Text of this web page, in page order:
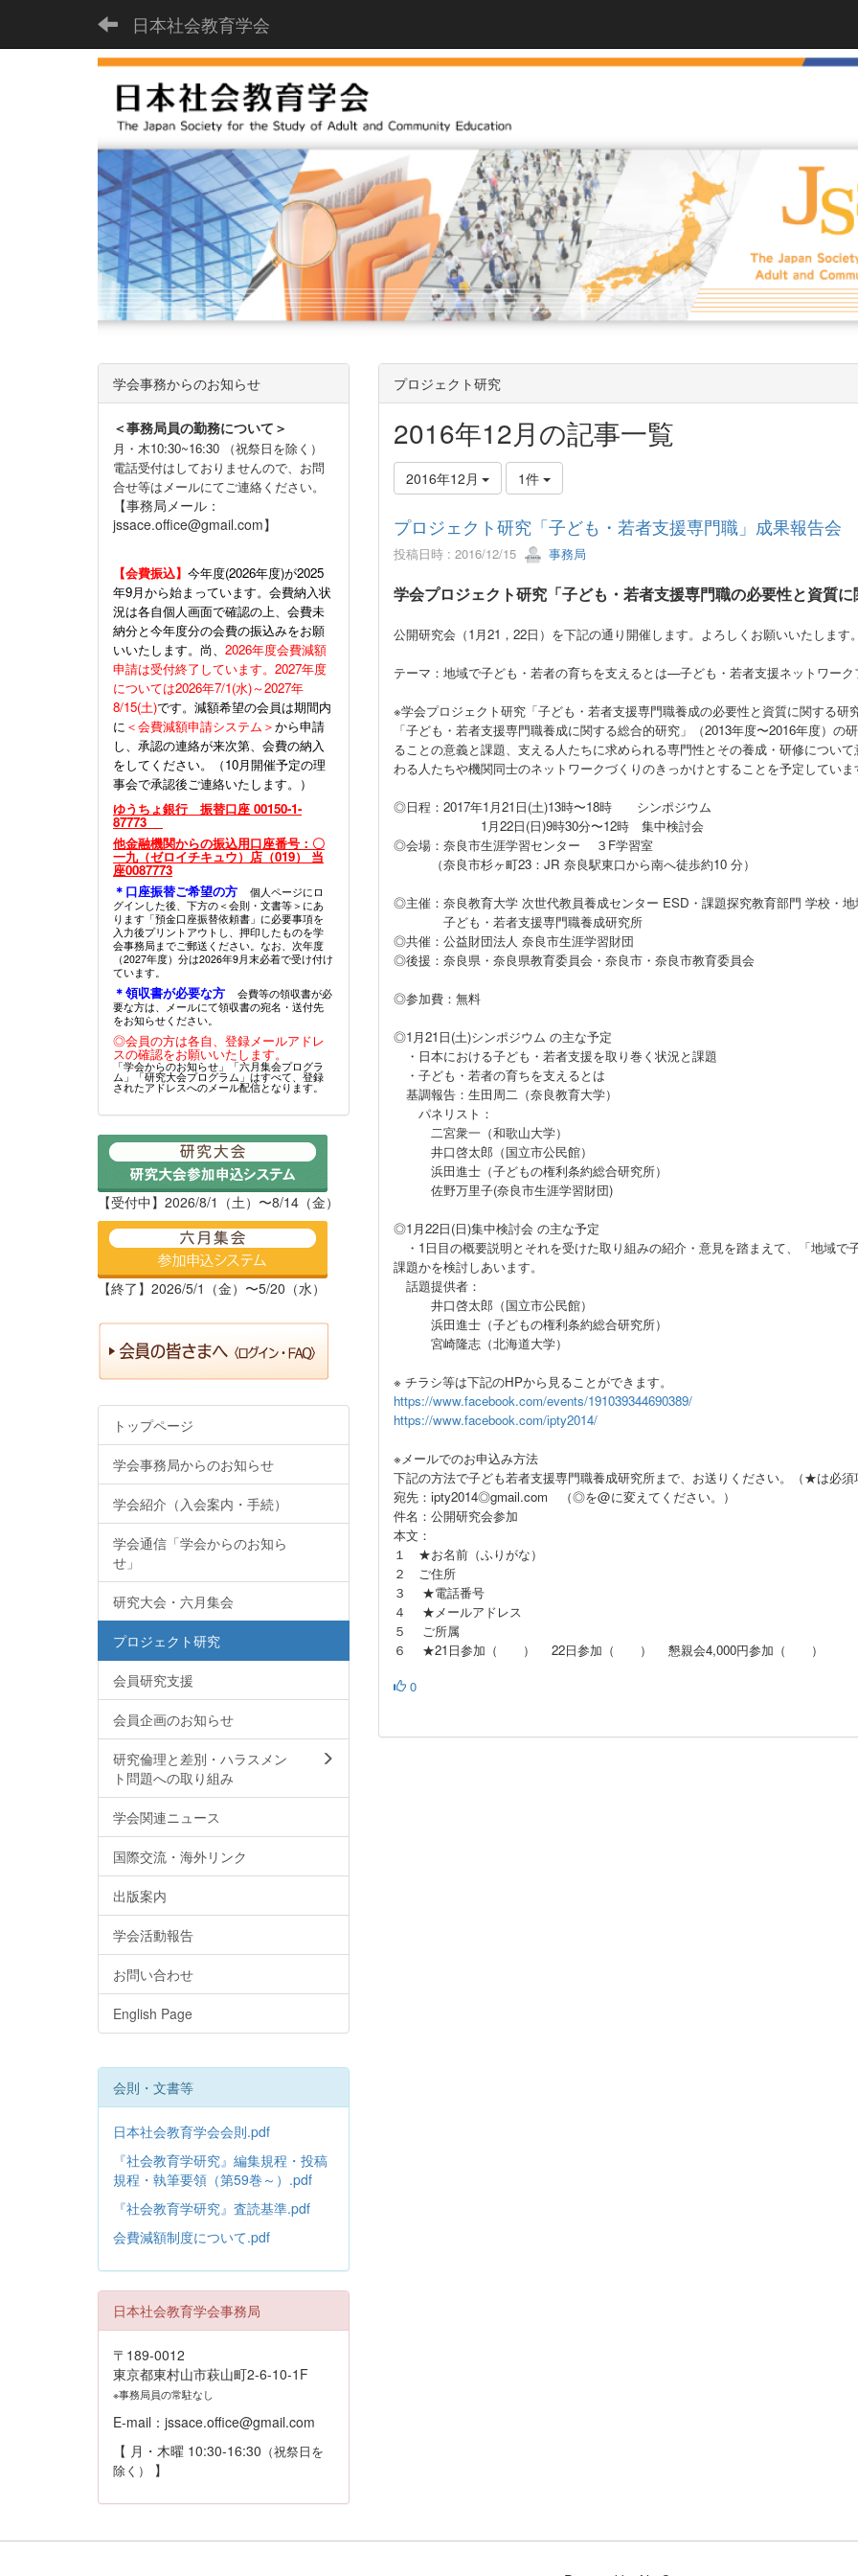
日本社会教育学会
プロジェクト研究
2016年12月の記事一覧
2016年12月 1件
プロジェクト研究「子ども・若者支援専門職」成果報告会
投稿日時 : 2016/12/15 事務局
学会プロジェクト研究「子ども・若者支援専門職の必要性と資質
公開研究会（1月21，22日）を下記の通り開催します。よろしくお願いいたします
テーマ：地域で子ども・若者の育ちを支えるとは—子ども・若者支援ネットワー
※学会プロジェクト研究「子ども・若者支援専門職養成の必要性と資質に関する研
「子ども・若者支援専門職養成に関する総合的研究」（2013年度〜2016年度）
ることの意義と課題、支える人たちに求められる専門性とその養成・研修につい
わる人たちや機関同士のネットワークづくりのきっかけとすることを予定していま
◎日程：2017年1月21日(土)13時〜18時 シンポジウム
1月22日(日)9時30分〜12時 集中検討会
◎会場：奈良市生涯学習センター ３F学習室
（奈良市杉ヶ町23：JR 奈良駅東口から南へ徒歩約10 分）
◎主催：奈良教育大学 次世代教員養成センター ESD・課題探究教育部門 学校・
子ども・若者支援専門職養成研究所
◎共催：公益財団法人 奈良市生涯学習財団
◎後援：奈良県・奈良県教育委員会・奈良市・奈良市教育委員会
◎参加費：無料
◎1月21日(土)シンポジウム の主な予定
・日本における子ども・若者支援を取り巻く状況と課題
・子ども・若者の育ちを支えるとは
基調報告：生田周二（奈良教育大学）
パネリスト：
二宮衆一（和歌山大学）
井口啓太郎（国立市公民館）
浜田進士（子どもの権利条約総合研究所）
佐野万里子(奈良市生涯学習財団)
◎1月22日(日)集中検討会 の主な予定
・1日目の概要説明とそれを受けた取り組みの紹介・意見を踏まえて、「地域で
課題かを検討しあいます。
話題提供者：
井口啓太郎（国立市公民館）
浜田進士（子どもの権利条約総合研究所）
宮崎隆志（北海道大学）
※ チラシ等は下記のHPから見ることができます。
https://www.facebook.com/events/191039344690389/
https://www.facebook.com/ipty2014/
※メールでのお申込み方法
下記の方法で子ども若者支援専門職養成研究所まで、お送りください。（★は必須
宛先：ipty2014◎gmail.com （◎を@に変えてください。）
件名：公開研究会参加
本文：
１ ★お名前（ふりがな）
２ ご住所
３ ★電話番号
４ ★メールアドレス
５ ご所属
６ ★21日参加（ ） 22日参加（ ） 懇親会4,000円参加（ ）
0
学会事務からのお知らせ
＜事務局員の勤務について＞
月・木10:30~16:30 （祝祭日を除く）
電話受付はしておりませんので、お問
合せ等はメールにてご連絡ください。
【事務局メール：
jssace.office@gmail.com】
【会費振込】 今年度(2026年度)が2025
年9月から始まっています。会費納入状
況は各自個人画面で確認の上、会費未
納分と今年度分の会費の振込みをお願
いいたします。尚、 2026年度会費減額
申請は受付終了しています。2027年度
については2026年7/1(水)～2027年
8/15(土)です。減額希望の会員は期間内
に ＜会費減額申請システム＞から申請
し、承認の連絡が来次第、会費の納入
をしてください。（10月開催予定の理
事会で承認後ご連絡いたします。）
ゆうちょ銀行 振替口座 00150-1-
87773
他金融機関からの振込用口座番号：〇
一九（ゼロイチキュウ）店（019） 当
座0087773
＊口座振替ご希望の方
個人ページにロ
グインした後、下方の＜会則・文書等＞にあ
ります「預金口座振替依頼書」に必要事項を
入力後プリントアウトし、押印したものを学
会事務局までご郵送ください。なお、次年度
（2027年度）分は2026年9月末必着で受け付け
ています。
＊領収書が必要な方
会費等の領収書が必
要な方は、メールにて領収書の宛名・送付先
をお知らせください。
◎会員の方は各自、登録メールアドレ
スの確認をお願いいたします。
「学会からのお知らせ」「六月集会プログラ
ム」「研究大会プログラム」はすべて、登録
されたアドレスへのメール配信となります。
【受付中】2026/8/1（土）〜8/14（金）
【終了】2026/5/1（金）〜5/20（水）
トップページ
学会事務局からのお知らせ
学会紹介（入会案内・手続）
学会通信「学会からのお知ら
せ」
研究大会・六月集会
プロジェクト研究
会員研究支援
会員企画のお知らせ
研究倫理と差別・ハラスメン
ト問題への取り組み
学会関連ニュース
国際交流・海外リンク
出版案内
学会活動報告
お問い合わせ
English Page
会則・文書等
日本社会教育学会会則.pdf
『社会教育学研究』編集規程・投稿
規程・執筆要領（第59巻～）.pdf
『社会教育学研究』査読基準.pdf
会費減額制度について.pdf
日本社会教育学会事務局
〒189-0012
東京都東村山市萩山町2-6-10-1F
※事務局員の常駐なし
E-mail：jssace.office@gmail.com
【 月・木曜 10:30-16:30 （祝祭日を
除く）
】